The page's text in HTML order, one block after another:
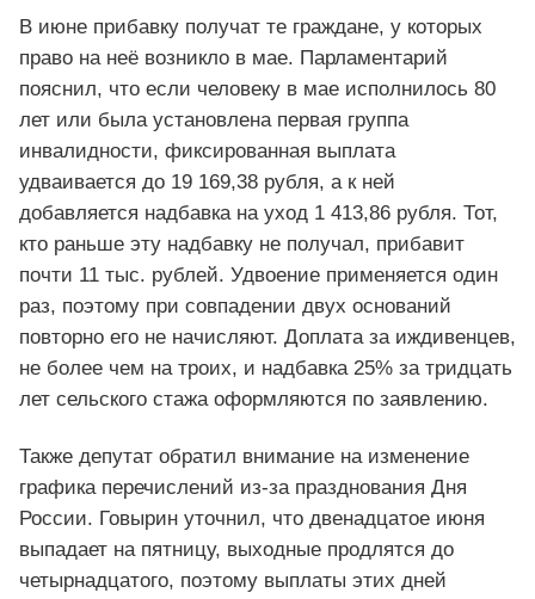
В июне прибавку получат те граждане, у которых
право на неё возникло в мае. Парламентарий
пояснил, что если человеку в мае исполнилось 80
лет или была установлена первая группа
инвалидности, фиксированная выплата
удваивается до 19 169,38 рубля, а к ней
добавляется надбавка на уход 1 413,86 рубля. Тот,
кто раньше эту надбавку не получал, прибавит
почти 11 тыс. рублей. Удвоение применяется один
раз, поэтому при совпадении двух оснований
повторно его не начисляют. Доплата за иждивенцев,
не более чем на троих, и надбавка 25% за тридцать
лет сельского стажа оформляются по заявлению.
Также депутат обратил внимание на изменение
графика перечислений из-за празднования Дня
России. Говырин уточнил, что двенадцатое июня
выпадает на пятницу, выходные продлятся до
четырнадцатого, поэтому выплаты этих дней